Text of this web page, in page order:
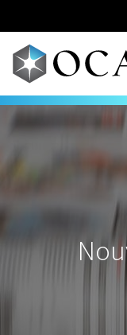
Skip to main